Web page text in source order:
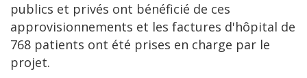
publics et privés ont bénéficié de ces
approvisionnements et les factures d'hôpital de
768 patients ont été prises en charge par le
projet.